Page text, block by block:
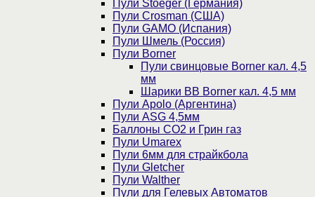
Пули Stoeger (Германия)
Пули Crosman (США)
Пули GAMO (Испания)
Пули Шмель (Россия)
Пули Borner
Пули свинцовые Borner кал. 4,5
мм
Шарики BB Borner кал. 4,5 мм
Пули Apolo (Аргентина)
Пули ASG 4,5мм
Баллоны CO2 и Грин газ
Пули Umarex
Пули 6мм для страйкбола
Пули Gletcher
Пули Walther
Пули для Гелевых Автоматов